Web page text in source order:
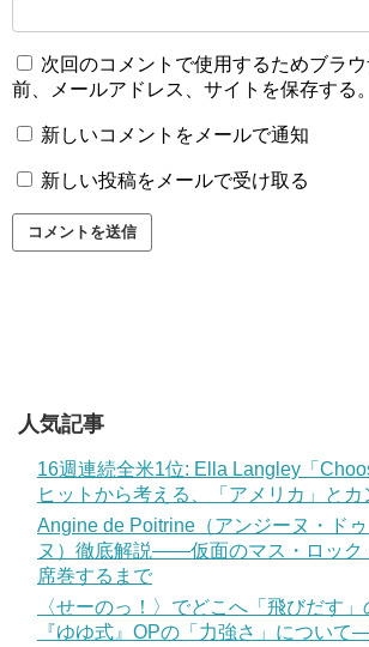
次回のコメントで使用するためブラ
前、メールアドレス、サイトを保存する。
新しいコメントをメールで通知
新しい投稿をメールで受け取る
人気記事
16週連続全米1位: Ella Langley「
ヒットから考える、「アメリカ」と
Angine de Poitrine（アンジーヌ・ド
ヌ）徹底解説——仮面のマス・ロック
席巻するまで
〈せーのっ！〉でどこへ「飛びだす
『ゆゆ式』OPの「力強さ」について